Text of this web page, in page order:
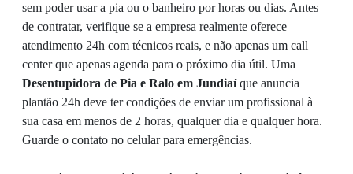
sem poder usar a pia ou o banheiro por horas ou dias. Antes
de contratar, verifique se a empresa realmente oferece
atendimento 24h com técnicos reais, e não apenas um call
center que apenas agenda para o próximo dia útil. Uma
Desentupidora de Pia e Ralo em Jundiaíque anuncia
plantão 24h deve ter condições de enviar um profissional à
sua casa em menos de 2 horas, qualquer dia e qualquer hora.
Guarde o contato no celular para emergências.